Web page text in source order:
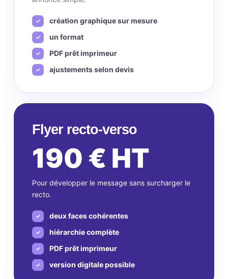
création graphique sur mesure
un format
PDF prêt imprimeur
ajustements selon devis
Flyer recto-verso
190 € HT
Pour développer le message sans surcharger le
recto.
deux faces cohérentes
hiérarchie complète
PDF prêt imprimeur
version digitale possible